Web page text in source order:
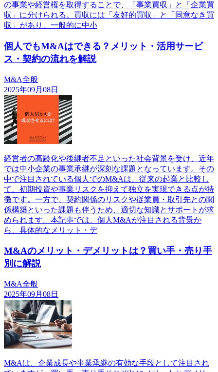
の事業や経営権を取得することで、「事業買収」と「企業買
収」に分けられる。買収には「友好的買収」と「同意なき買
収」があり、一般的に中小
個人でもM&Aはできる？メリット・活用サービ
ス・契約の流れを解説
M&A全般
2025年09月08日
経営者の高齢化や後継者不足といった社会背景を受け、近年
では中小企業の事業承継が深刻な課題となっています。その
中で注目されている個人でのM&Aは、従来の起業と比較し
て、初期投資や事業リスクを抑えて独立を実現できる点が特
徴です。一方で、契約関係のリスクや従業員・取引先との関
係構築といった課題も伴うため、適切な知識とサポートが求
められます。本記事では、個人M&Aが注目される背景か
ら、具体的なメリット・デ
M&Aのメリット・デメリットは？買い手・売り手
別に解説
M&A全般
2025年09月08日
M&Aは、企業成長や事業承継の有効な手段として注目され